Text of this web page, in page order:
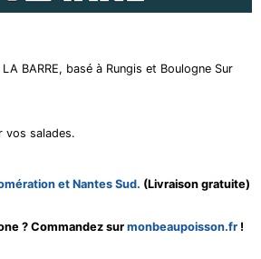
BARRE, basé à Rungis et Boulogne Sur
vos salades.
et Nantes Sud. (Livraison gratuite)
? Commandez sur monbeaupoisson.fr !